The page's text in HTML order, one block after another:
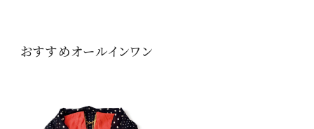
おすすめオールインワン